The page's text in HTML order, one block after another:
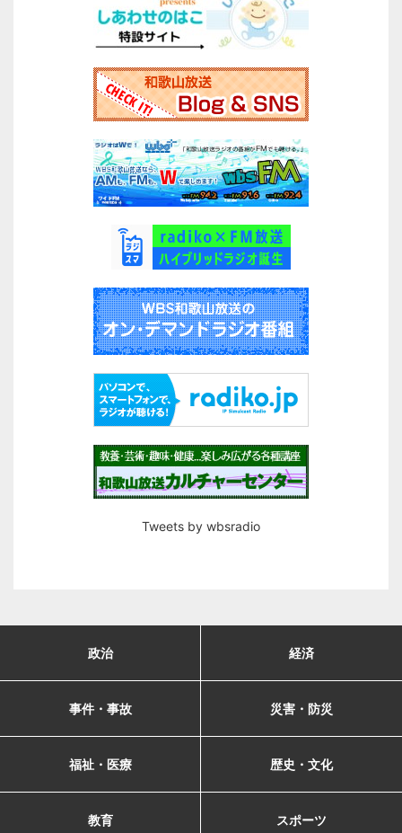
Tweets by wbsradio
政治 経済
事件・事故 災害・防災
福祉・医療 歴史・文化
教育 スポーツ